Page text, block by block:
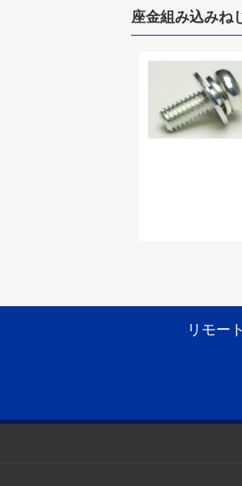
座金組み込みね
リモー